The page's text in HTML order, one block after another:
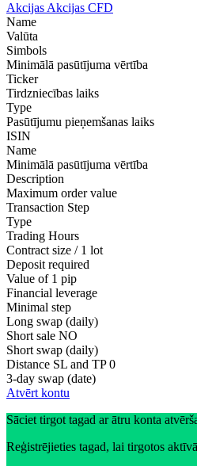
Akcijas Akcijas CFD
Name
Valūta
Simbols
Minimālā pasūtījuma vērtība
Ticker
Tirdzniecības laiks
Type
Pasūtījumu pieņemšanas laiks
ISIN
Name
Minimālā pasūtījuma vērtība
Description
Maximum order value
Transaction Step
Type
Trading Hours
Contract size / 1 lot
Deposit required
Value of 1 pip
Financial leverage
Minimal step
Long swap (daily)
Short sale NO
Short swap (daily)
Distance SL and TP 0
3-day swap (date)
Atvērt kontu
Sāciet tirgot tagad ar ātru konta
Reģistrējieties tagad, lai tirgotos